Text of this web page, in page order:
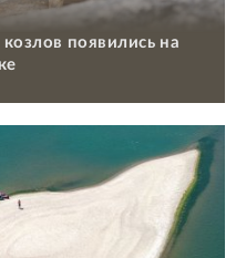
появились на